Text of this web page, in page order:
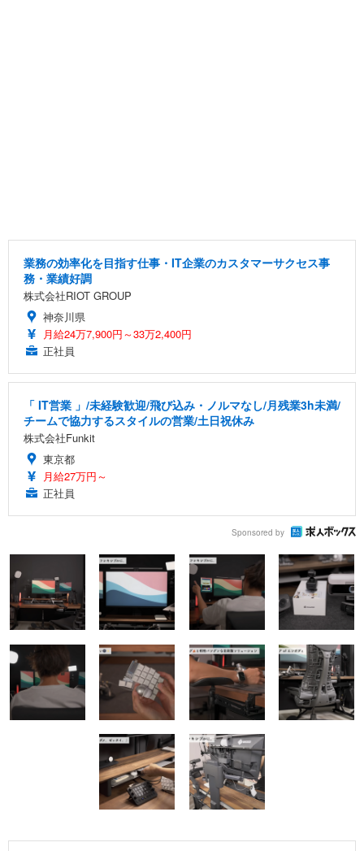
業務の効率化を目指す仕事・IT企業のカスタマーサクセス事
務・業績好調
株式会社RIOT GROUP
神奈川県
月給24万7,900円～33万2,400円
正社員
「 IT営業 」/未経験歓迎/飛び込み・ノルマなし/月残業3h未満/
チームで協力するスタイルの営業/土日祝休み
株式会社Funkit
東京都
月給27万円～
正社員
Sponsored by